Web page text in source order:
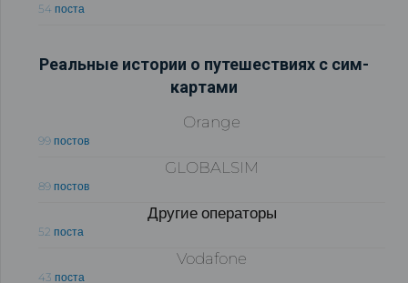
54 поста
Реальные истории о путешествиях с сим-
картами
Orange
99 постов
GLOBALSIM
89 постов
Другие операторы
52 поста
Vodafone
43 поста